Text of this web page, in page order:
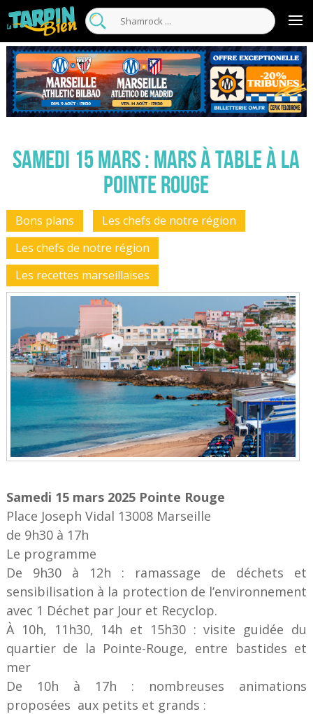
Samedi 15 mars : Mars à Table à la
Pointe Rouge
Bons plans
Les chefs de notre région
Les chefs de notre région
Les recettes marseillaises
Samedi 15 mars 2025 Pointe Rouge
Place Joseph Vidal 13008 Marseille
de 9h30 à 17h
Le programme
De 9h30 à 12h : ramassage de déchets et
sensibilisation à la protection de l’environnement
avec 1 Déchet par Jour et Recyclop.
À 10h, 11h30, 14h et 15h30 : visite guidée du
quartier de la Pointe-Rouge, entre bastides et
mer
De 10h à 17h : nombreuses animations
proposées aux petits et grands :